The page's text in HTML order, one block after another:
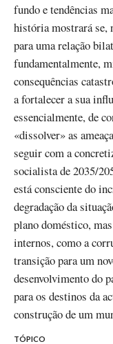
fundo e tendências
história mostrará se,
para uma relação
fundamentalmente,
consequências
a fortalecer a sua
essencialmente, de
«dissolver» as
seguir com a
socialista de 2035/
está consciente do
degradação da
plano doméstico,
internos, como a
transição para um
desenvolvimento do
para os destinos da
construção de um
TÓPICO